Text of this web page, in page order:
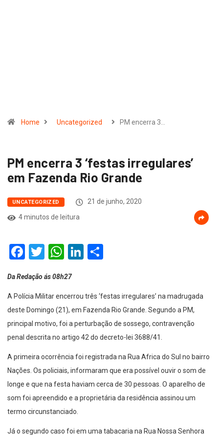
Home Uncategorized PM encerra 3…
PM encerra 3 ‘festas irregulares’
em Fazenda Rio Grande
UNCATEGORIZED
21 de junho, 2020
4 minutos de leitura
Facebook
Twitter
WhatsApp
LinkedIn
Da Redação ás 08h27
A Polícia Militar encerrou três ‘festas irregulares’ na madrugada
deste Domingo (21), em Fazenda Rio Grande. Segundo a PM,
principal motivo, foi a perturbação de sossego, contravenção
penal descrita no artigo 42 do decreto-lei 3688/41.
A primeira ocorrência foi registrada na Rua Africa do Sul no bairro
Nações. Os policiais, informaram que era possível ouvir o som de
longe e que na festa haviam cerca de 30 pessoas. O aparelho de
som foi apreendido e a proprietária da residência assinou um
termo circunstanciado.
Já o segundo caso foi em uma tabacaria na Rua Nossa Senhora